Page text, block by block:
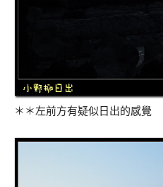
＊＊左前方有疑似日出的感覺